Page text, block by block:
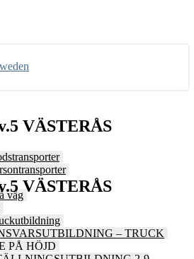
väg
– TRUCK
PÅ HÖJD
VÄSTERÅS
VÄSTERÅS